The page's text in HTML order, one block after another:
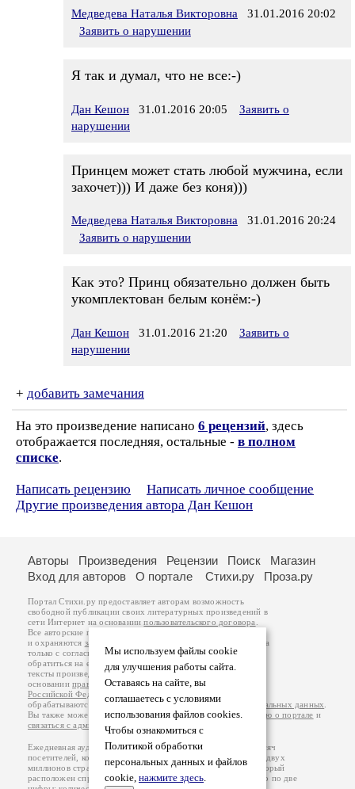
Медведева Наталья Викторовна 31.01.2016 20:02
Заявить о нарушении
Я так и думал, что не все:-)
Дан Кешон 31.01.2016 20:05
Заявить о
нарушении
Принцем может стать любой мужчина, если
захочет))) И даже без коня)))
Медведева Наталья Викторовна 31.01.2016 20:24
Заявить о нарушении
Как это? Принц обязательно должен быть
укомплектован белым конём:-)
Дан Кешон 31.01.2016 21:20
Заявить о
нарушении
+ добавить замечания
На это произведение написано 6 рецензий, здесь
отображается последняя, остальные - в полном
списке.
Написать рецензию
Написать личное сообщение
Другие произведения автора Дан Кешон
Мы используем файлы cookie
для улучшения работы сайта.
Оставаясь на сайте, вы
соглашаетесь с условиями
использования файлов cookies.
Чтобы ознакомиться с
Политикой обработки
персональных данных и файлов
cookie, нажмите здесь.
Авторы Произведения Рецензии Поиск
Магазин
Вход для авторов
О портале Стихи.ру Проза.ру
Портал Стихи.ру предоставляет авторам возможность
свободной публикации своих литературных произведений в
сети Интернет на основаниипользовательского договора
Все авторские права на произведения принадлежат авторам
и охраняются законом
. Перепечатка произведений возможна
только с согласия его автора, к которому вы можете
обратиться на его авторской странице. Ответственность за
тексты произведений авторы несут самостоятельно на
основанииправил публикацииизаконодательства
Российской Федерации
обрабатываются на основанииПолитики обработки персональных данных
Вы также можете посмотреть более подробнуюинформацию о портале и
связаться с администрацией
Ежедневная аудитория портала Стихи.ру – порядка 200 тысяч
посетителей, которые в общей сумме просматривают более двух
миллионов страниц по данным счетчика посещаемости, который
расположен справа от этого текста. В каждой графе указано по две